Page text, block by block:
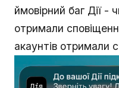
ймовірний баг Дії -
отримали
акаунтів отримали